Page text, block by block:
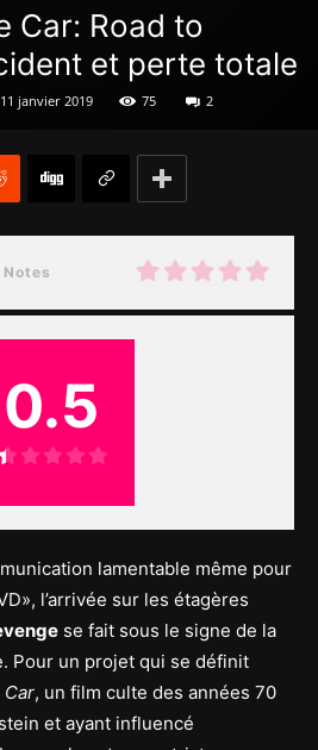
Car: Road to
et perte totale
11 janvier 2019 75 2
Notes
0.5
lamentable même pour
l’arrivée sur les étagères
se fait sous le signe de la
Pour un projet qui se définit
Car, un film culte des années 70
et ayant influencé